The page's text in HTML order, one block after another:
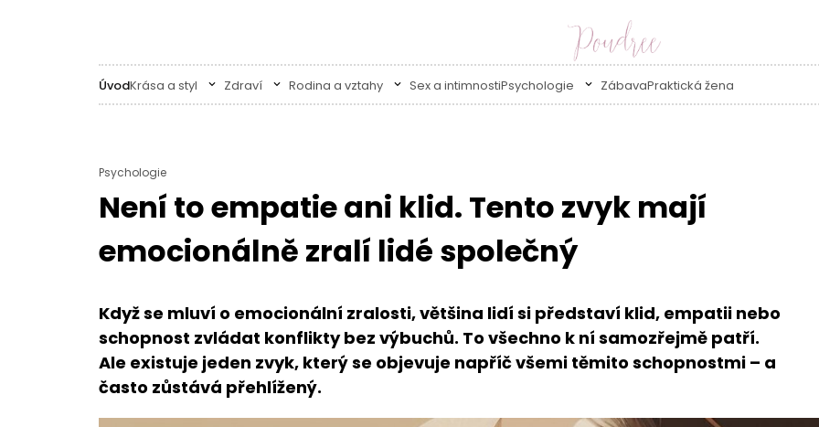
ÚvodKrása a styl Zdraví Rodina a vztahy Sex a intimnostiPsychologie ZábavaPraktická žena
Psychologie
Není to empatie ani klid. Tento zvyk mají
emocionálně zralí lidé společný
Když se mluví o emocionální zralosti, většina lidí si představí klid, empatii nebo
schopnost zvládat konflikty bez výbuchů. To všechno k ní samozřejmě patří.
Ale existuje jeden zvyk, který se objevuje napříč všemi těmito schopnostmi – a
často zůstává přehlížený.